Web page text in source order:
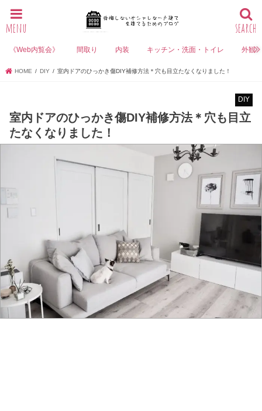
search
menu
《Web内覧会》 間取り 内装 キッチン・洗面・トイレ 外観
HOME DIY 室内ドアのひっかき傷DIY補修方法＊穴も目立たなくなりました！
DIY
室内ドアのひっかき傷DIY補修方法＊穴も目立
たなくなりました！